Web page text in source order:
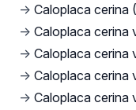
→ Caloplaca cerina
→ Caloplaca cerina
→ Caloplaca cerina
→ Caloplaca cerina
→ Caloplaca cerina